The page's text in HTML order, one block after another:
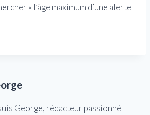
« l’âge maximum d’une alerte
George, rédacteur passionné